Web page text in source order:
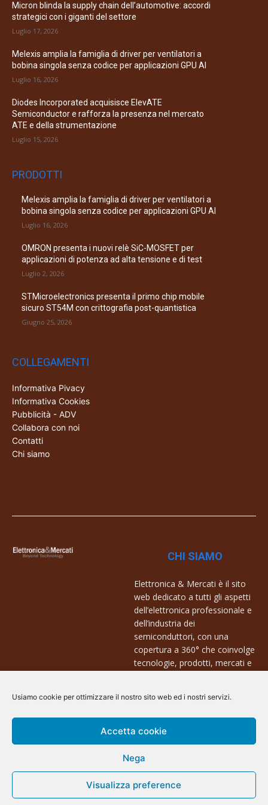
Usiamo cookie per ottimizzare il nostro sito web ed i nostri servizi.
Accetta cookie
Nega
Visualizza preference
Micron blinda la supply chain dell’automotive: accordi
strategici con i giganti del settore
Luglio 17, 2026
Melexis amplia la famiglia di driver per ventilatori a
bobina singola senza codice per applicazioni GPU AI
Luglio 16, 2026
Diodes Incorporated acquisisce ElevATE
Semiconductor e rafforza la presenza nel mercato
ATE e della strumentazione
Luglio 15, 2026
PRODOTTI
Melexis amplia la famiglia di driver per ventilatori a
bobina singola senza codice per applicazioni GPU AI
Luglio 16, 2026
OMRON presenta i nuovi relè SiC-MOSFET per
applicazioni di potenza ad alta tensione e di test
Luglio 2, 2026
STMicroelectronics presenta il primo chip mobile
sicuro ST54M con crittografia post-quantistica
Giugno 25, 2026
COLLEGAMENTI
Informativa Pivacy
Informativa Cookies
Pubblicità - ADV
Collabora con noi
Contatti
Chi siamo
CHI SIAMO
Elettronica & Mercati è il sito
web dedicato a tutti gli aspetti
dell’elettronica professionale e
dell’industria dei
semiconduttori, con una
copertura a 360° che coinvolge
tecnologie, prodotti, mercati e
Contatti:
info@arscommunication.it
@ArsCommunication 2023